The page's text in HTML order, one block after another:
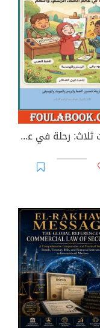
مهارات ثلاث: رحلة في عالم الخط، الرسم، والنغم